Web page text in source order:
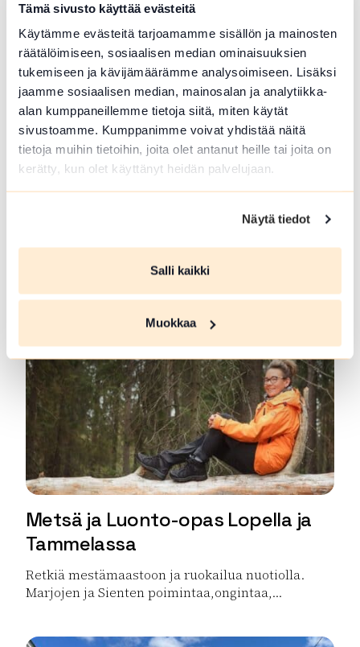
Tämä sivusto käyttää evästeitä
Käytämme evästeitä tarjoamamme sisällön ja mainosten
räätälöimiseen, sosiaalisen median ominaisuuksien
tukemiseen ja kävijämäärämme analysoimiseen. Lisäksi
jaamme sosiaalisen median, mainosalan ja analytiikka-
alan kumppaneillemme tietoja siitä, miten käytät
sivustoamme. Kumppanimme voivat yhdistää näitä
tietoja muihin tietoihin, joita olet antanut heille tai joita on
kerätty, kun olet käyttänyt heidän palvelujaan.
Näytä tiedot
Salli kaikki
Muokkaa
Lue lisää tuotteesta Eräs Teatteri
SFC Vantaan Talli leirintäalue
Hausjärven luonnon keskellä Kanta-Hämeessä,...
Lue lisää tuotteesta SFC Vantaan Talli leirintäalue
Metsä ja Luonto-opas Lopella ja
Tammelassa
Retkiä mestämaastoon ja ruokailua nuotiolla.
Marjojen ja Sienten poimintaa,ongintaa,...